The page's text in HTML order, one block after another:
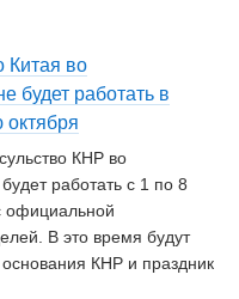
Китая во
будет работать в
КНР во
работать с 1 по 8
официальной
В это время будут
КНР и праздник